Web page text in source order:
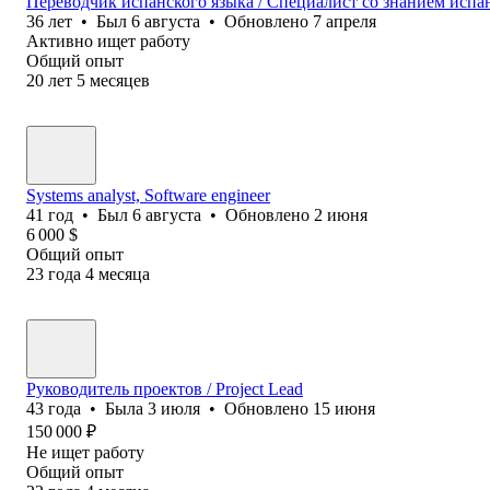
36 лет • Был 6 августа • Обновлено 7 апреля
Активно ищет работу
Общий опыт
20 лет 5 месяцев
Systems analyst, Software еngineer
41 год • Был 6 августа • Обновлено 2 июня
6 000 $
Общий опыт
23 года 4 месяца
Руководитель проектов / Project Lead
43 года • Была 3 июля • Обновлено 15 июня
150 000 ₽
Не ищет работу
Общий опыт